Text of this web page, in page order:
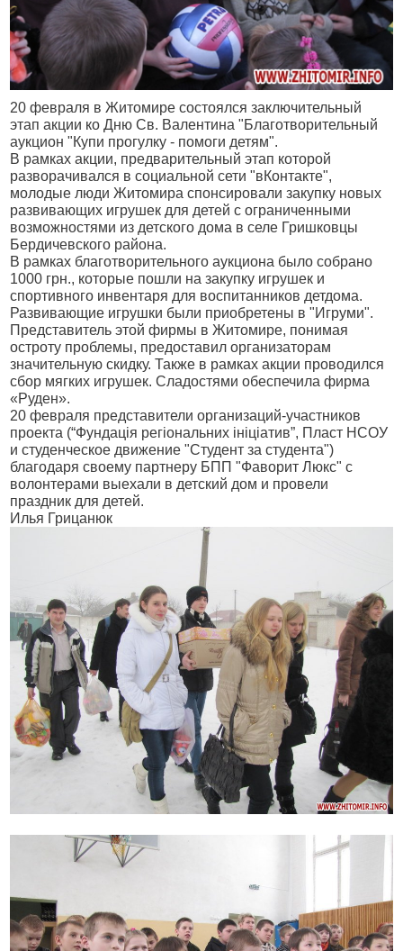
20 февраля в Житомире состоялся заключительный
этап акции ко Дню Св. Валентина "Благотворительный
аукцион "Купи прогулку - помоги детям".
В рамках акции, предварительный этап которой
разворачивался в социальной сети "вКонтакте",
молодые люди Житомира спонсировали закупку новых
развивающих игрушек для детей с ограниченными
возможностями из детского дома в селе Гришковцы
Бердичевского района.
В рамках благотворительного аукциона было собрано
1000 грн., которые пошли на закупку игрушек и
спортивного инвентаря для воспитанников детдома.
Развивающие игрушки были приобретены в "Игруми".
Представитель этой фирмы в Житомире, понимая
остроту проблемы, предоставил организаторам
значительную скидку. Также в рамках акции проводился
сбор мягких игрушек. Сладостями обеспечила фирма
«Руден».
20 февраля представители организаций-участников
проекта (“Фундація регіональних ініціатив”, Пласт НСОУ
и студенческое движение "Студент за студента")
благодаря своему партнеру БПП "Фаворит Люкс" с
волонтерами выехали в детский дом и провели
праздник для детей.
Илья Грицанюк